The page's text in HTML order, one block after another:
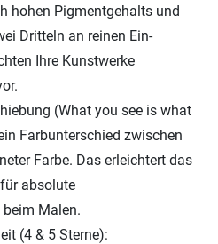
hohen Pigmentgehalts und
Dritteln an reinen Ein-
Ihre Kunstwerke
(What you see is what
Farbunterschied zwischen
Farbe. Das erleichtert das
absolute
Malen.
(4 & 5 Sterne):